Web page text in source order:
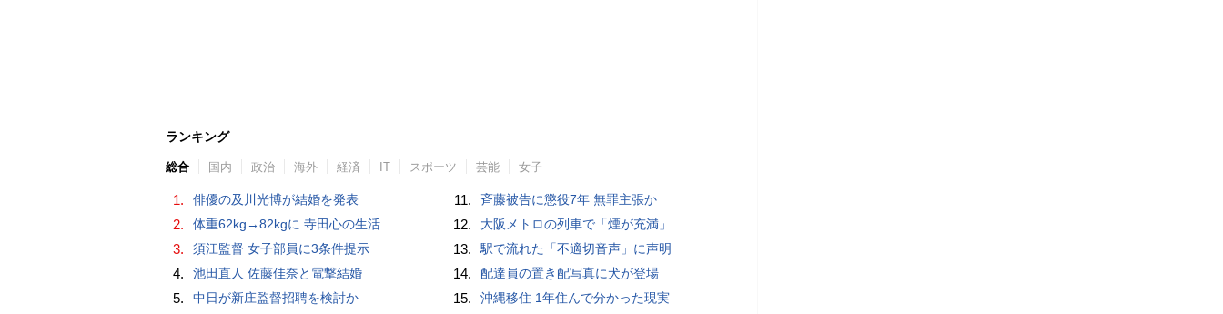
ランキング
総合 国内 政治 海外 経済 IT スポーツ 芸能 女子
1. 俳優の及川光博が結婚を発表
2. 体重62kg→82kgに 寺田心の生活
3. 須江監督 女子部員に3条件提示
4. 池田直人 佐藤佳奈と電撃結婚
5. 中日が新庄監督招聘を検討か
11. 斉藤被告に懲役7年 無罪主張か
12. 大阪メトロの列車で「煙が充満」
13. 駅で流れた「不適切音声」に声明
14. 配達員の置き配写真に犬が登場
15. 沖縄移住 1年住んで分かった現実